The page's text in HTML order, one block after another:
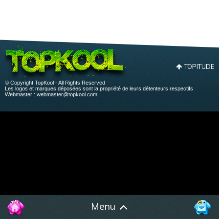
Menu
TOPITUDE
© Copyright TopKool - All Rights Reserved
Les logos et marques déposées sont la propriété de leurs détenteurs respectifs
Webmaster : webmaster@topkool.com